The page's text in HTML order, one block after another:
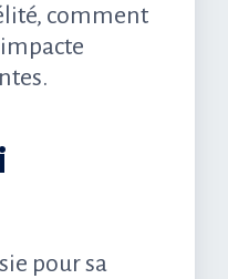
comment
pour sa